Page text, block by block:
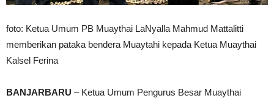
foto: Ketua Umum PB Muaythai LaNyalla Mahmud Mattalitti
memberikan pataka bendera Muaytahi kepada Ketua Muaythai
Kalsel Ferina
BANJARBARU – Ketua Umum Pengurus Besar Muaythai